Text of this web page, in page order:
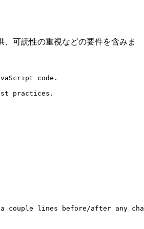
、可読性の重視などの要件を含みま
code.
practices.
lines before/after any